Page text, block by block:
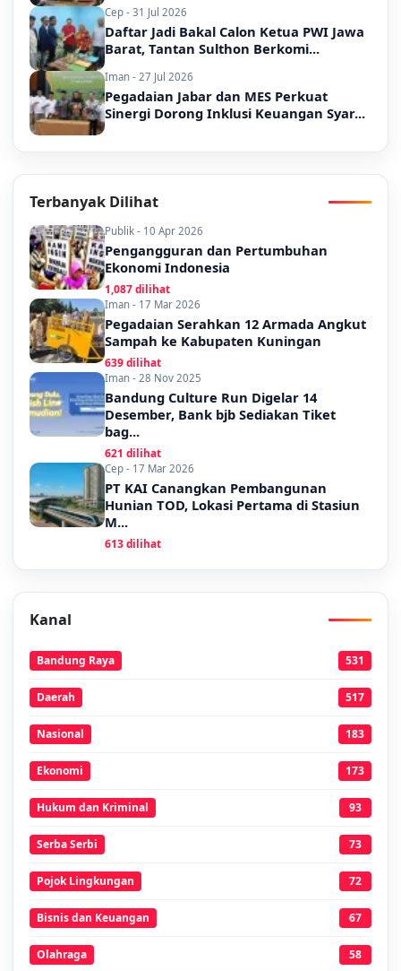
Cep - 31 Jul 2026
Daftar Jadi Bakal Calon Ketua PWI Jawa
Barat, Tantan Sulthon Berkomi...
Iman - 27 Jul 2026
Pegadaian Jabar dan MES Perkuat
Sinergi Dorong Inklusi Keuangan Syar...
Terbanyak Dilihat
Publik - 10 Apr 2026
Pengangguran dan Pertumbuhan
Ekonomi Indonesia
1,087 dilihat
Iman - 17 Mar 2026
Pegadaian Serahkan 12 Armada Angkut
Sampah ke Kabupaten Kuningan
639 dilihat
Iman - 28 Nov 2025
Bandung Culture Run Digelar 14
Desember, Bank bjb Sediakan Tiket
bag...
621 dilihat
Cep - 17 Mar 2026
PT KAI Canangkan Pembangunan
Hunian TOD, Lokasi Pertama di Stasiun
M...
613 dilihat
Kanal
Bandung Raya 531
Daerah 517
Nasional 183
Ekonomi 173
Hukum dan Kriminal 93
Serba Serbi 73
Pojok Lingkungan 72
Bisnis dan Keuangan 67
Olahraga 58